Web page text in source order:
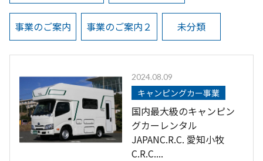
事業のご案内 事業のご案内２ 未分類
2024.08.09
キャンピングカー事業
国内最大級のキャンピン
グカーレンタル
JAPANC.R.C. 愛知小牧
C.R.C....